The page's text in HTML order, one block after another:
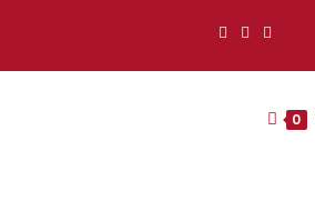
0